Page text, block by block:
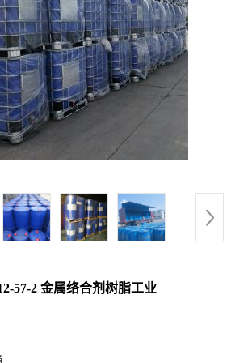
57-2 金属络合剂树脂工业